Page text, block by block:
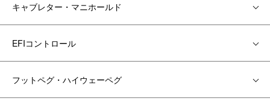
キャブレター・マニホールド
EFIコントロール
フットペグ・ハイウェーペグ